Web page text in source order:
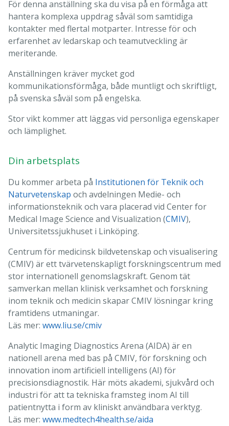
För denna anställning ska du visa på en förmåga att
hantera komplexa uppdrag såväl som samtidiga
kontakter med flertal motparter. Intresse för och
erfarenhet av ledarskap och teamutveckling är
meriterande.
Anställningen kräver mycket god
kommunikationsförmåga, både muntligt och skriftligt,
på svenska såväl som på engelska.
Stor vikt kommer att läggas vid personliga egenskaper
och lämplighet.
Din arbetsplats
Du kommer arbeta på Institutionen för Teknik och
Naturvetenskap och avdelningen Medie- och
informationsteknik och vara placerad vid Center for
Medical Image Science and Visualization (CMIV),
Universitetssjukhuset i Linköping.
Centrum för medicinsk bildvetenskap och visualisering
(CMIV) är ett tvärvetenskapligt forskningscentrum med
stor internationell genomslagskraft. Genom tät
samverkan mellan klinisk verksamhet och forskning
inom teknik och medicin skapar CMIV lösningar kring
framtidens utmaningar.
Läs mer: www.liu.se/cmiv
Analytic Imaging Diagnostics Arena (AIDA) är en
nationell arena med bas på CMIV, för forskning och
innovation inom artificiell intelligens (AI) för
precisionsdiagnostik. Här möts akademi, sjukvård och
industri för att ta tekniska framsteg inom AI till
patientnytta i form av kliniskt användbara verktyg.
Läs mer: www.medtech4health.se/aida